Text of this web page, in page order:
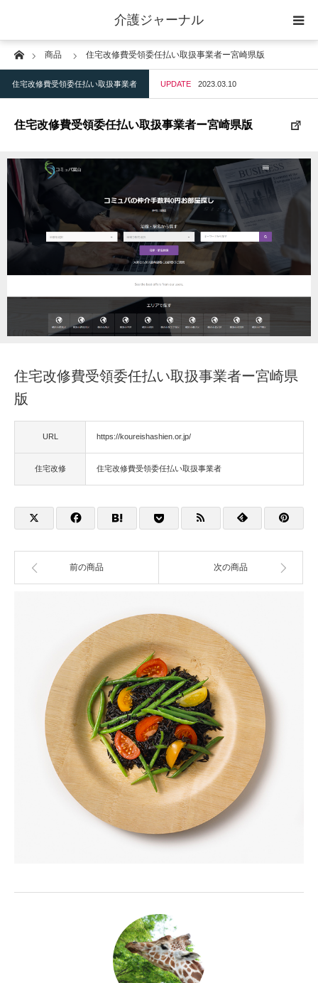
介護ジャーナル
Home商品 住宅改修費受領委任払い取扱事業者ー宮崎県版
住宅改修費受領委任払い取扱事業者 UPDATE 2023.03.10
住宅改修費受領委任払い取扱事業者ー宮崎県版
住宅改修費受領委任払い取扱事業者ー宮崎県
版
URL https://koureishashien.or.jp/
住宅改修 住宅改修費受領委任払い取扱事業者
前の商品 次の商品
ケアプラン作成
訪問
短期入所
訪問＋通い＋宿泊
施設
地域密着型小規模施設
住宅改修
相談